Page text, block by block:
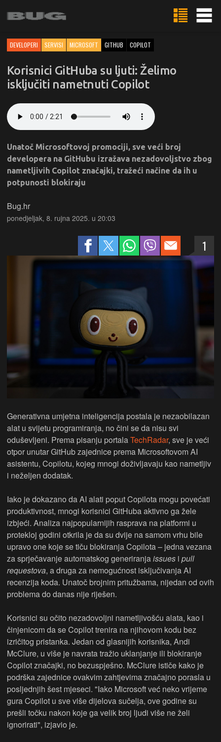
DEVELOPERI SERVISI MICROSOFT GITHUB COPILOT
Korisnici GitHuba su ljuti: Želimo
isključiti nametnuti Copilot
Unatoč Microsoftovoj promociji, sve veći broj
developera na GitHubu izražava nezadovoljstvo zbog
nametljivih Copilot značajki, tražeći načine da ih u
potpunosti blokiraju
Bug.hr
ponedjeljak, 8. rujna 2025. u 20:03
1
Generativna umjetna inteligencija postala je nezaobilazan
alat u svijetu programiranja, no čini se da nisu svi
oduševljeni. Prema pisanju portalaTechRadar, sve je veći
otpor unutar GitHub zajednice prema Microsoftovom AI
asistentu, Copilotu, kojeg mnogi doživljavaju kao nametljiv
i neželjen dodatak.
Iako je dokazano da AI alati poput Copilota mogu povećati
produktivnost, mnogi korisnici GitHuba aktivno ga žele
izbjeći. Analiza najpopularnijih rasprava na platformi u
protekloj godini otkrila je da su dvije na samom vrhu bile
upravo one koje se tiču blokiranja Copilota – jedna vezana
za sprječavanje automatskog generiranjaissues i pull
requestova, a druga za nemogućnost isključivanja AI
recenzija koda. Unatoč brojnim pritužbama, nijedan od ovih
problema do danas nije riješen.
Korisnici su očito nezadovoljni nametljivošću alata, kao i
činjenicom da se Copilot trenira na njihovom kodu bez
izričitog pristanka. Jedan od glasnijih korisnika, Andi
McClure, u više je navrata tražio uklanjanje ili blokiranje
Copilot značajki, no bezuspješno. McClure ističe kako je
podrška zajednice ovakvim zahtjevima značajno porasla u
posljednjih šest mjeseci. "Iako Microsoft već neko vrijeme
gura Copilot u sve više dijelova sučelja, ove godine su
prešli točku nakon koje ga velik broj ljudi više ne želi
ignorirati", izjavio je.